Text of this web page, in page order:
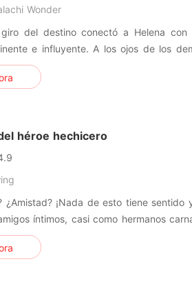
Wonder
del destino conectó a Helena con
e influyente. A los ojos de los
ingenua. En realidad, era una
en capas de identidades
héroe hechicero
¿Amistad? ¡Nada de esto tiene sentido
íntimos, casi como hermanos
maestros talentosos del Clan
un gran respeto. Sin embargo, ya nada